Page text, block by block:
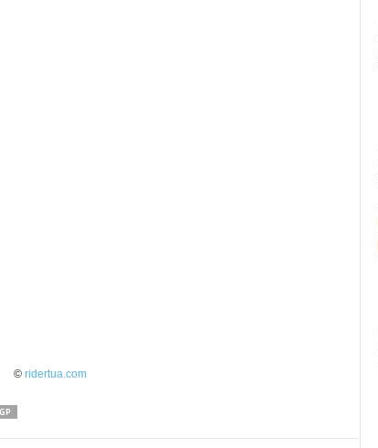
© ridertua.com